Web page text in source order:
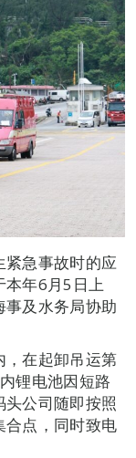
紧急事故时的应
本年6月5日上
及水务局协助
，在起卸吊运第
锂电池因短路
公司随即按照
合点，同时致电